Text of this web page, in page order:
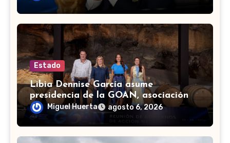
Estado
Libia Dennise García asume
presidencia de la GOAN, asociación
de gobernadores de Acción Nacional
Miguel Huerta agosto 6, 2026